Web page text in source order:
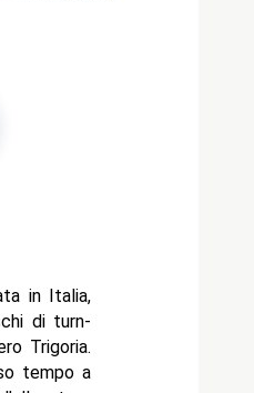
in Italia,
di turn-
Trigoria.
tempo a